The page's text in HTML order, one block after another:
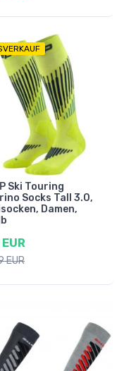
Ski Touring
Socks Tall 3.0,
Damen,
EUR